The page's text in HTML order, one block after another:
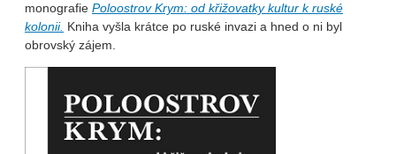
monografie Poloostrov Krym: od křižovatky kultur k ruské
kolonii. Kniha vyšla krátce po ruské invazi a hned o ni byl
obrovský zájem.